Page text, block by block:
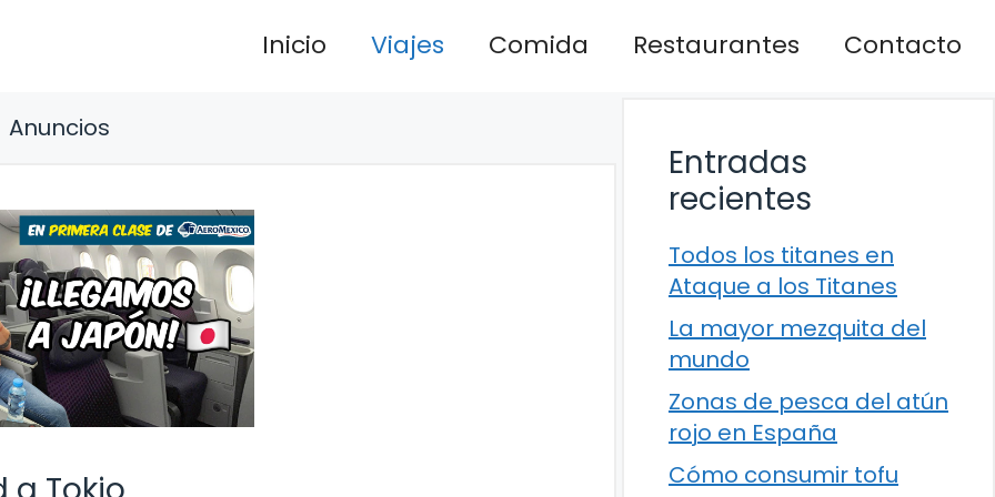
Inicio Viajes Comida Restaurantes Contacto
Anuncios
Entradas
recientes
Todos los titanes en
Ataque a los Titanes
La mayor mezquita del
mundo
Zonas de pesca del atún
rojo en España
Cómo consumir tofu